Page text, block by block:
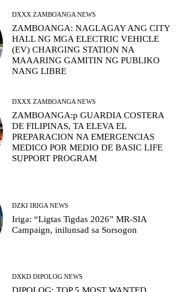
DXXX ZAMBOANGA NEWS
ZAMBOANGA: NAGLAGAY ANG CITY
HALL NG MGA ELECTRIC VEHICLE
(EV) CHARGING STATION NA
MAAARING GAMITIN NG PUBLIKO
NANG LIBRE
DXXX ZAMBOANGA NEWS
ZAMBOANGA:p GUARDIA COSTERA
DE FILIPINAS, TA ELEVA EL
PREPARACION NA EMERGENCIAS
MEDICO POR MEDIO DE BASIC LIFE
SUPPORT PROGRAM
DZKI IRIGA NEWS
Iriga: “Ligtas Tigdas 2026” MR-SIA
Campaign, inilunsad sa Sorsogon
DXKD DIPOLOG NEWS